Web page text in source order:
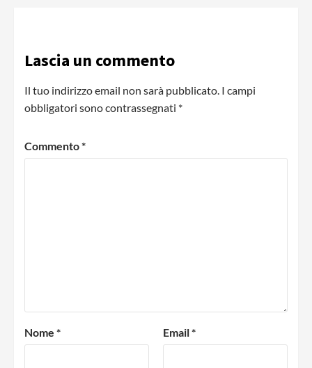
Lascia un commento
Il tuo indirizzo email non sarà pubblicato. I campi
obbligatori sono contrassegnati *
Commento*
Nome * Email*